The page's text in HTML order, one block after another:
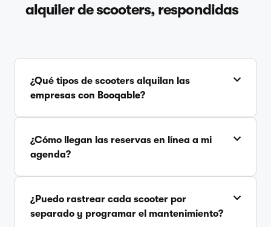
alquiler de scooters, respondidas
¿Qué tipos de scooters alquilan las
empresas con Booqable?
¿Cómo llegan las reservas en línea a mi
agenda?
¿Puedo rastrear cada scooter por
separado y programar el mantenimiento?